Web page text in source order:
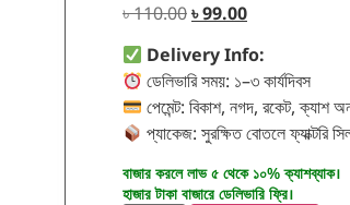
৳110.00৳99.00
Delivery Info:
ডেলিভারি সময়: ১–৩ কার্যদিবস
পেমেন্ট: বিকাশ, নগদ, রকেট, ক্যাশ
প্যাকেজ: সুরক্ষিত বোতলে ফ্যাক্টরি
বাজার করলে লাভ ৫ থেকে ১০% ক্যাশব্যাক।
হাজার টাকা বাজারে ডেলিভারি ফ্রি।